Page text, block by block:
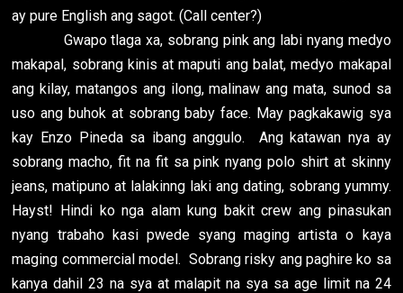
ay pure English ang sagot. (Call center?)
Gwapo tlaga xa, sobrang pink ang labi nyang medyo
makapal, sobrang kinis at maputi ang balat, medyo makapal
ang kilay, matangos ang ilong, malinaw ang mata, sunod sa
uso ang buhok at sobrang baby face. May pagkakawig sya
kay Enzo Pineda sa ibang anggulo. Ang katawan nya ay
sobrang macho, fit na fit sa pink nyang polo shirt at skinny
jeans, matipuno at lalakinng laki ang dating, sobrang yummy.
Hayst! Hindi ko nga alam kung bakit crew ang pinasukan
nyang trabaho kasi pwede syang maging artista o kaya
maging commercial model. Sobrang risky ang paghire ko sa
kanya dahil 23 na sya at malapit na sya sa age limit na 24